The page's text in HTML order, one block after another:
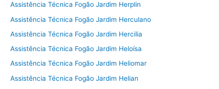
Assistência Técnica Fogão Jardim Herplin
Assistência Técnica Fogão Jardim Herculano
Assistência Técnica Fogão Jardim Hercilia
Assistência Técnica Fogão Jardim Heloísa
Assistência Técnica Fogão Jardim Heliomar
Assistência Técnica Fogão Jardim Helian